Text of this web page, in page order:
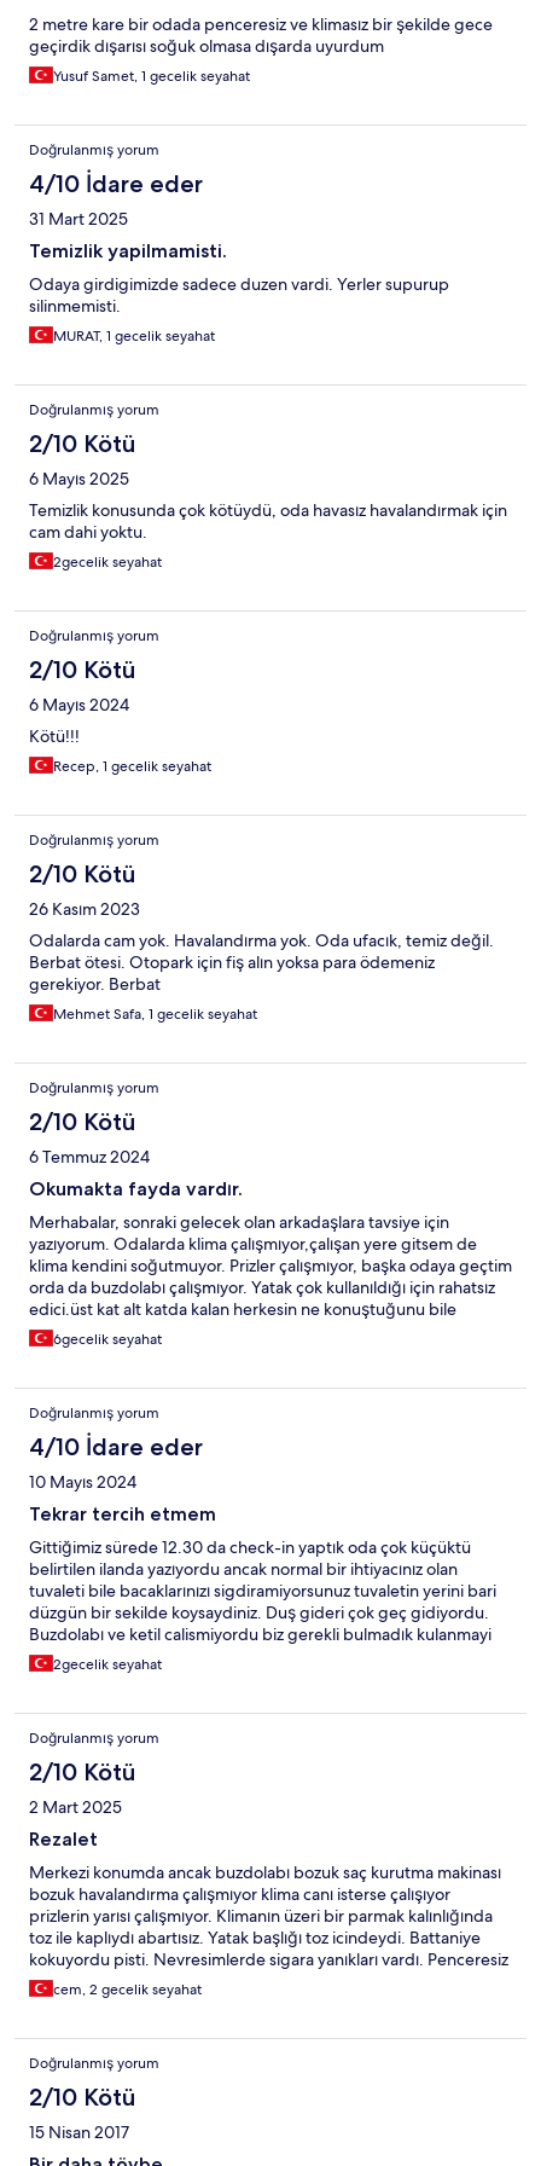
2 metre kare bir odada penceresiz ve klimasız bir şekilde gece
geçirdik dışarısı soğuk olmasa dışarda uyurdum
Yusuf Samet, 1 gecelik seyahat
Doğrulanmış yorum
4/10 İdare eder
31 Mart 2025
Temizlik yapilmamisti.
Odaya girdigimizde sadece duzen vardi. Yerler supurup
silinmemisti.
MURAT, 1 gecelik seyahat
Doğrulanmış yorum
2/10 Kötü
6 Mayıs 2025
Temizlik konusunda çok kötüydü, oda havasız havalandırmak için
cam dahi yoktu.
2gecelik seyahat
Doğrulanmış yorum
2/10 Kötü
6 Mayıs 2024
Kötü!!!
Recep, 1 gecelik seyahat
Doğrulanmış yorum
2/10 Kötü
26 Kasım 2023
Odalarda cam yok. Havalandırma yok. Oda ufacık, temiz değil.
Berbat ötesi. Otopark için fiş alın yoksa para ödemeniz
gerekiyor. Berbat
Mehmet Safa, 1 gecelik seyahat
Doğrulanmış yorum
2/10 Kötü
6 Temmuz 2024
Okumakta fayda vardır.
Merhabalar, sonraki gelecek olan arkadaşlara tavsiye için
yazıyorum. Odalarda klima çalışmıyor,çalışan yere gitsem de
klima kendini soğutmuyor. Prizler çalışmıyor, başka odaya geçtim
orda da buzdolabı çalışmıyor. Yatak çok kullanıldığı için rahatsız
edici.üst kat alt katda kalan herkesin ne konuştuğunu bile
duyabilirsiniz. Nezaketin olmadığı bi yer. Umarım hizmet vermek
için bu söylediklerimi düzeltirler.
6gecelik seyahat
Doğrulanmış yorum
4/10 İdare eder
10 Mayıs 2024
Tekrar tercih etmem
Gittiğimiz sürede 12.30 da check-in yaptık oda çok küçüktü
belirtilen ilanda yazıyordu ancak normal bir ihtiyacınız olan
tuvaleti bile bacaklarınızı sigdiramiyorsunuz tuvaletin yerini bari
düzgün bir sekilde koysaydiniz. Duş gideri çok geç gidiyordu.
Buzdolabı ve ketil calismiyordu biz gerekli bulmadık kulanmayi
genelde dışarıda oldugumuzdan. Gittiğimiz zaman yağmurlu ve
soğuktu o yüzden batineyeye ihtiyaç duyduk dolapta olan
geçirgenliği çok fazlaydı. 3 gün kalacağımız için temizlik servisini
cagirmadik bir yorum yapamicam. Genel olarak çok kötüydü
uyumak için bile tercih verilmezdi beklentiz çok yüksek değildi
ancak bu şekilde olacağını da bilemezdik
2gecelik seyahat
Doğrulanmış yorum
2/10 Kötü
2 Mart 2025
Rezalet
Merkezi konumda ancak buzdolabı bozuk saç kurutma makinası
bozuk havalandırma çalışmıyor klima canı isterse çalışıyor
prizlerin yarısı çalışmıyor. Klimanın üzeri bir parmak kalınlığında
toz ile kaplıydı abartısız. Yatak başlığı toz icindeydi. Battaniye
kokuyordu pisti. Nevresimlerde sigara yanıkları vardı. Penceresiz
oda havalandırma da çalışmadığı icin gece oksijenimiz bitti ve
kapıyı açıp havalanmasını bekledik. Yan odalarda yabancılar
vurduk susmadılar. Sabit telefondan lobiyi aramak istedik telefon
da çalışmıyordu. Burayı özellikle otoparkı var yazdığı icin tercih
ettik otele gelince otopark girişi göremeyince arayıp sorduk ve
otopark olmadığını söylediler. Civarda ücretli otopark varmış biz
akıl edememişiz ama otelin özelliklerinde otopark var yazıyor
fakat yok herhangi bir otoparka bırakacaksınız arabayı. Kendinize
cem, 2 gecelik seyahat
Doğrulanmış yorum
2/10 Kötü
15 Nisan 2017